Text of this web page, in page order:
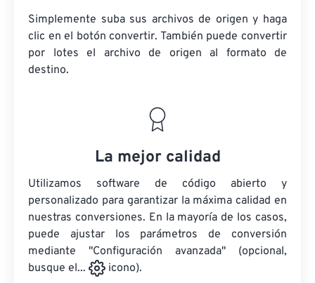
Simplemente suba sus archivos de origen y haga
clic en el botón convertir. También puede convertir
por lotes el archivo de origen al formato de
destino.
La mejor calidad
Utilizamos software de código abierto y
personalizado para garantizar la máxima calidad en
nuestras conversiones. En la mayoría de los casos,
puede ajustar los parámetros de conversión
mediante "Configuración avanzada" (opcional,
busque el...
icono).